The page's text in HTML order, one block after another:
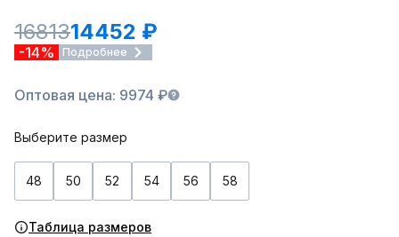
1681314452 ₽
-14% Подробнее
Оптовая цена: 9974 ₽
Выберите размер
48 50 52 54 56 58
Таблица размеров